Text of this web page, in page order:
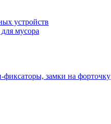
устройств
мусора
фиксаторы, замки на форточку